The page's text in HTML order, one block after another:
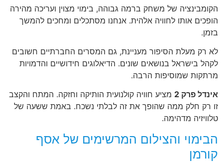
הקומבינציה של משחק ברמה גבוהה, בימוי מצוין ועריכה מהירה
הופכים אותו לחוויה אלהית. אנחנו מסתכלים ומחכים להמשך
בזמן.
לא רק מעלת הסיפור מעניינת, גם המסרים החברתיים חשובים
לקהל בישראל בנושאים שונים. הדיאלוגים חידושיים והדמויות
מרתקות שמוסיפות הרבה.
אינדל פרק 2
מציע חוויה קולנועית הותיקה וחזקה. המתח והקצב
זו רק חלק ממה שהופך את זה לבלתי נשכח. באמת ששעה של
טלוויזיה מדהימה.
הבימוי והצילום המרשימים של אסף
קורמן